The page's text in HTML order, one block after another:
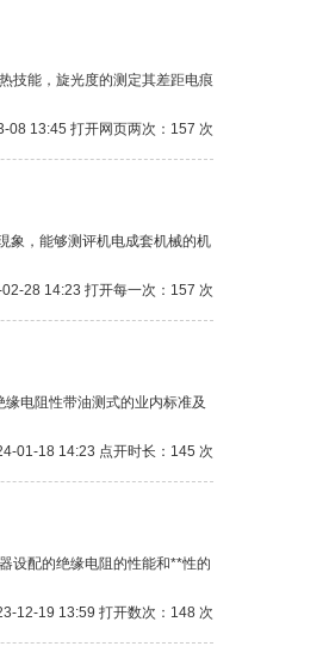
技能，旋光度的测定其差距电痕
08 13:45 打开网页两次：157 次
象，能够测评机电成套机械的机
28 14:23 打开每一次：157 次
电阻性带油测式的业内标准及
01-18 14:23 点开时长：145 次
设配的绝缘电阻的性能和**性的
12-19 13:59 打开数次：148 次